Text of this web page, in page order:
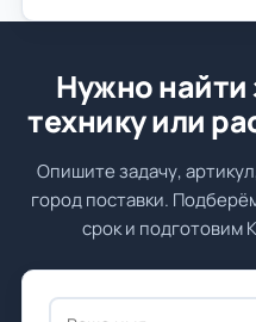
Нужно найти
технику или
Опишите задачу,
город поставки.
срок и подготовим